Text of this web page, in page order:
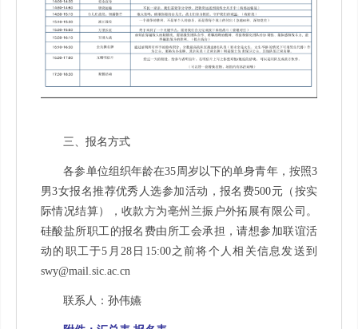
三、报名方式
各参单位组织年龄在35周岁以下的单身青年，按照3
男3女报名推荐优秀人选参加活动，报名费500元（按实
际情况结算），收款方为亳州兰振户外拓展有限公司。
硅酸盐所职工的报名费由所工会承担，请想参加联谊活
动的职工于5月28日15:00之前将个人相关信息发送到
swy@mail.sic.ac.cn
联系人：孙伟嬿